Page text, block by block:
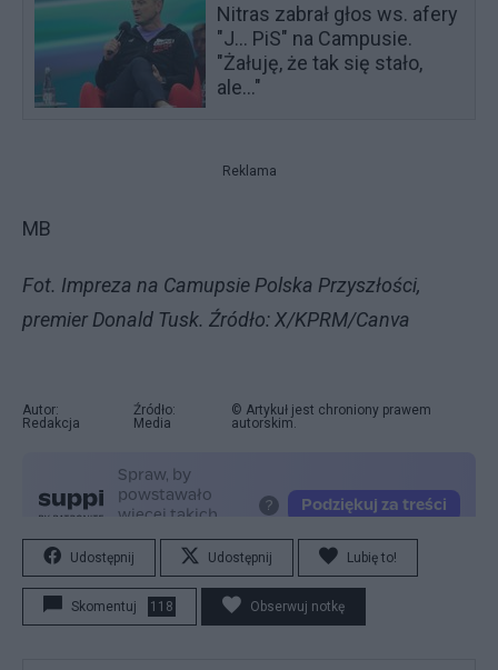
Nitras zabrał głos ws. afery
"J... PiS" na Campusie.
"Żałuję, że tak się stało,
ale..."
Reklama
MB
Fot. Impreza na Camupsie Polska Przyszłości,
premier Donald Tusk. Źródło: X/KPRM/Canva
Autor:
Redakcja
Źródło:
Media
© Artykuł jest chroniony prawem
autorskim.
Udostępnij Udostępnij Lubię to!
Skomentuj 118 Obserwuj notkę